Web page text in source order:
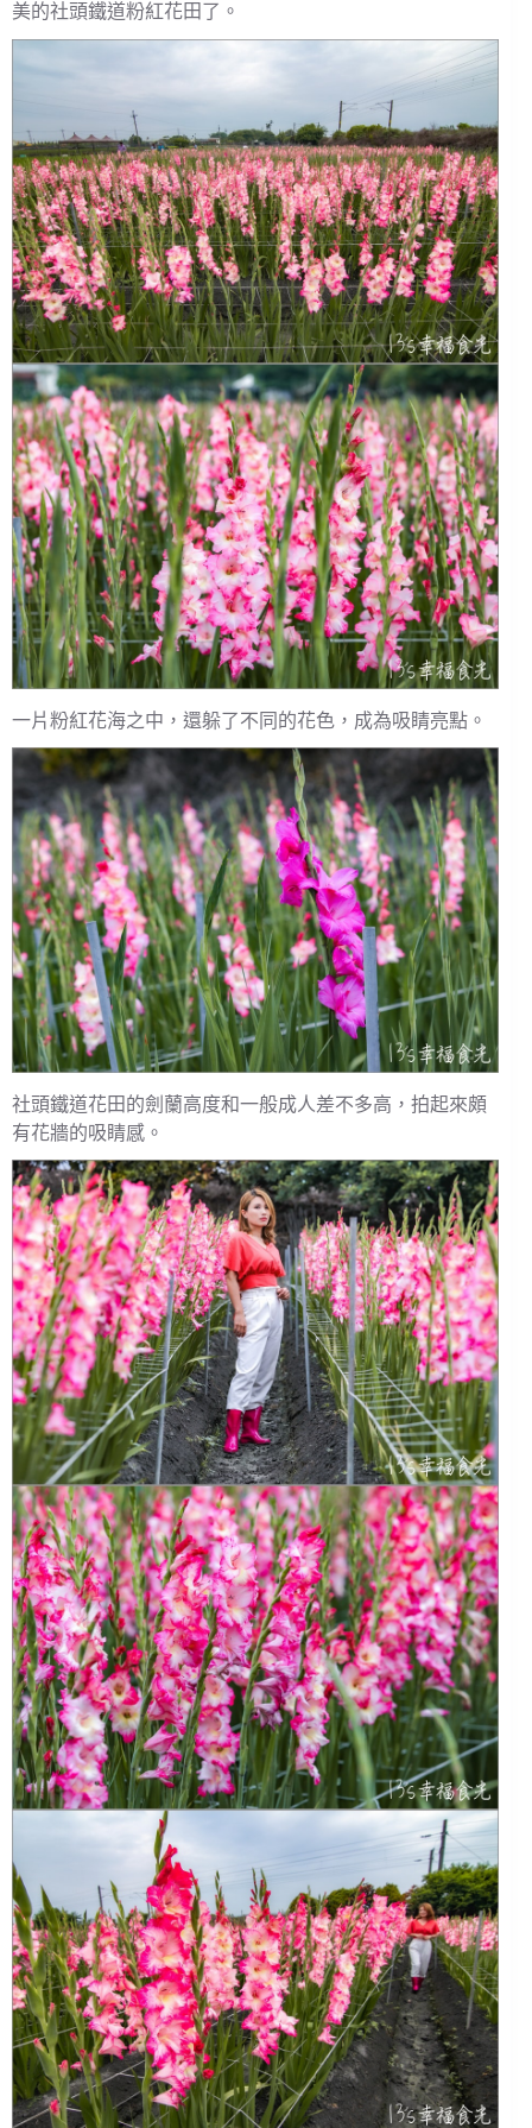
美的社頭鐵道粉紅花田了。
一片粉紅花海之中，還躲了不同的花色，成為吸睛亮點。
社頭鐵道花田的劍蘭高度和一般成人差不多高，拍起來頗
有花牆的吸睛感。